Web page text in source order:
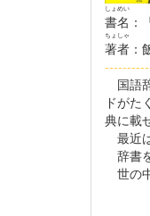
書名
しょめい
：
著者
ちょしゃ
：
国語
ドがた
典に載
最近
辞書
世の